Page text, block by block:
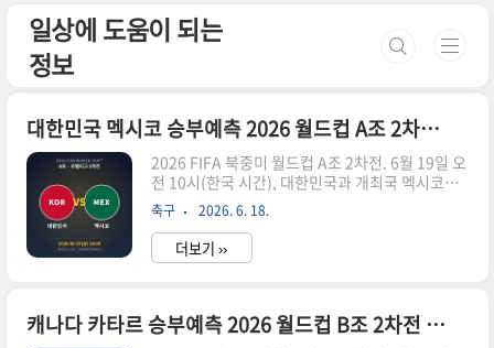
일상에 도움이 되는
정보
대한민국 멕시코 승부예측 2026 월드컵 A조 2차전 전력분석
2026 FIFA 북중미 월드컵 A조 2차전. 6월 19일 오
전 10시(한국 시간), 대한민국과 개최국 멕시코가
과달라하라에서 격돌합니다. 두 팀 모두 1차전에서
승리를 거두며 나란히 승점 3점을 챙겼습니다. 대
한민국은 체코를 2-1로 꺾었고, 멕시코는 남아프리
카공화국을 2-0으로 제압했습니다. 사실상 A조 1
차례 결정적인 기회를 놓치고도 후반 들어 라디슬
라프 크레이치의 헤더 골로 먼저 실점하는 충격을
축구 2026. 6. 18.
더보기 ››
캐나다 카타르 승부예측 2026 월드컵 B조 2차전 전력분석